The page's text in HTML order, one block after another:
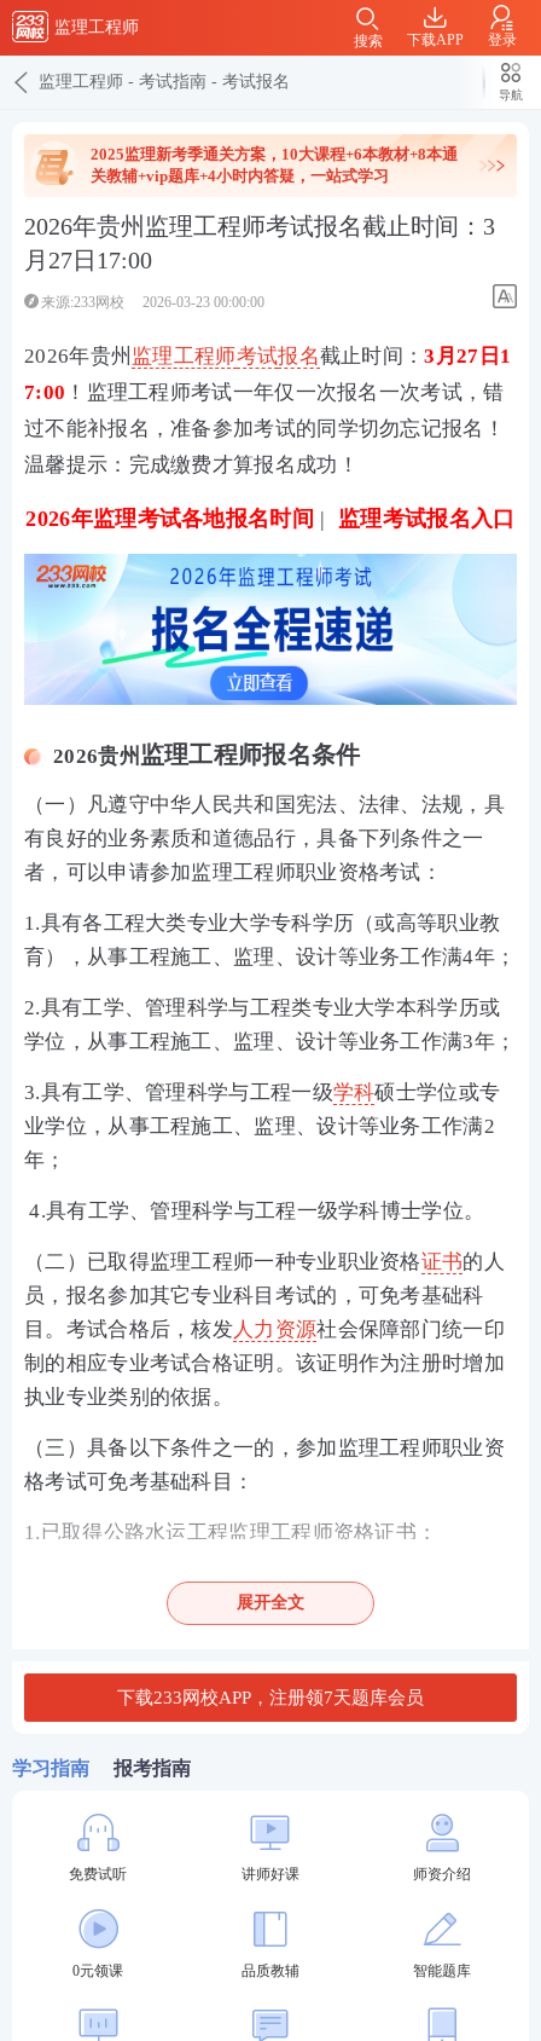
监理工程师
下载APP 登录
搜索
监理工程师 - 考试指南 - 考试报名
导航
2025监理新考季通关方案，10大课程+6本教材+8本通
关教辅+vip题库+4小时内答疑，一站式学习
2026年贵州监理工程师考试报名截止时间：3
月27日17:00
来源:233网校 2026-03-23 00:00:00
2026年贵州 监理工程师考试报名截止时间：3月27日1
7:00 ！监理工程师考试一年仅一次报名一次考试，错
过不能补报名，准备参加考试的同学切勿忘记报名！
温馨提示：完成缴费才算报名成功！
2026年监理考试各地报名时间 | 监理考试报名入口
2026贵州 监理工程师报名条件
（一）凡遵守中华人民共和国宪法、法律、法规，具
有良好的业务素质和道德品行，具备下列条件之一
者，可以申请参加监理工程师职业资格考试：
1.具有各工程大类专业大学专科学历（或高等职业教
育），从事工程施工、监理、设计等业务工作满4年；
2.具有工学、管理科学与工程类专业大学本科学历或
学位，从事工程施工、监理、设计等业务工作满3年；
3.具有工学、管理科学与工程一级学科硕士学位或专
业学位，从事工程施工、监理、设计等业务工作满2
年；
4.具有工学、管理科学与工程一级学科博士学位。
（二）已取得监理工程师一种专业职业资格证书的人
员，报名参加其它专业科目考试的，可免考基础科
目。考试合格后，核发人力资源社会保障部门统一印
制的相应专业考试合格证明。该证明作为注册时增加
执业专业类别的依据。
（三）具备以下条件之一的，参加监理工程师职业资
格考试可免考基础科目：
1.已取得公路水运工程监理工程师资格证书；
2.已取得水利工程建设监理工程师资格证书。
事考试网（link.233.com/28357）报考条件栏目。
监理工程师职业资格考试(土木建筑工程)专业对照表.d
ocx
表.docx
监理工程师职业资格考试(水利工程)专业对照表.do
↓是否满足报考条件，欢迎咨询监理Ai报考小助手↓
展开全文
下载233网校APP，注册领7天题库会员
学习指南 报考指南
免费试听 讲师好课 师资介绍
0元领课 品质教辅 智能题库